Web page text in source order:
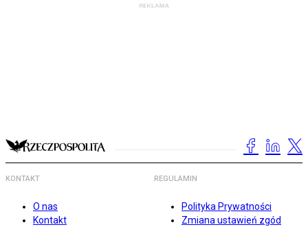
KONTAKT
O nas
Kontakt
REGULAMIN
Polityka Prywatności
Zmiana ustawień zgód